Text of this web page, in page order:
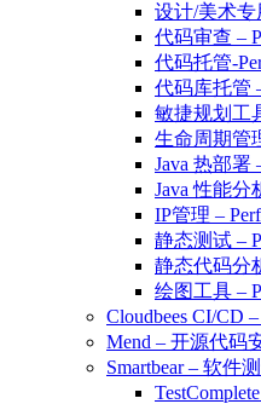
设计/美术专
代码审查 –
代码托管-
代码库托管
敏捷规划工
生命周期管
Java 热部署
Java 性能分
IP管理 –
静态测试 –
静态代码分
绘图工具 –
Cloudbees CI/CD
Mend – 开源代码
Smartbear – 软件